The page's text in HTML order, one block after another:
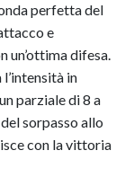
perfetta del
e
un’ottima difesa.
in
parziale di 8 a
sorpasso allo
con la vittoria